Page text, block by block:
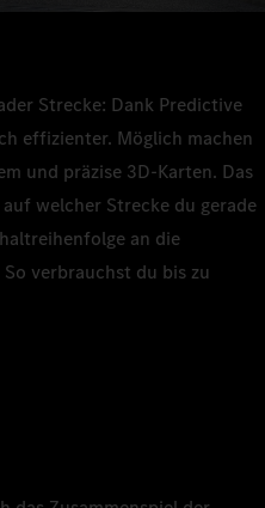
Strecke: Dank Predictive
effizienter. Möglich machen
und präzise 3D‑Karten. Das
welcher Strecke du gerade
an die
verbrauchst du bis zu